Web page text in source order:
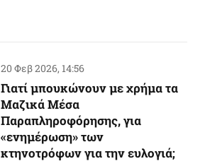
20 Φεβ 2026, 14:56
Γιατί μπουκώνουν με χρήμα τα
Μαζικά Μέσα
Παραπληροφόρησης, για
«ενημέρωση» των
κτηνοτρόφων για την ευλογιά;